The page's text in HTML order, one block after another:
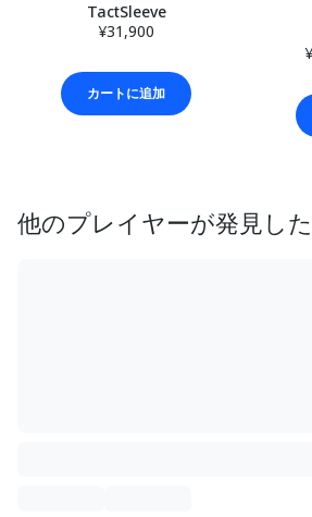
TactSleeve
¥31,900
カートに追加
他のプレイヤーが発見し